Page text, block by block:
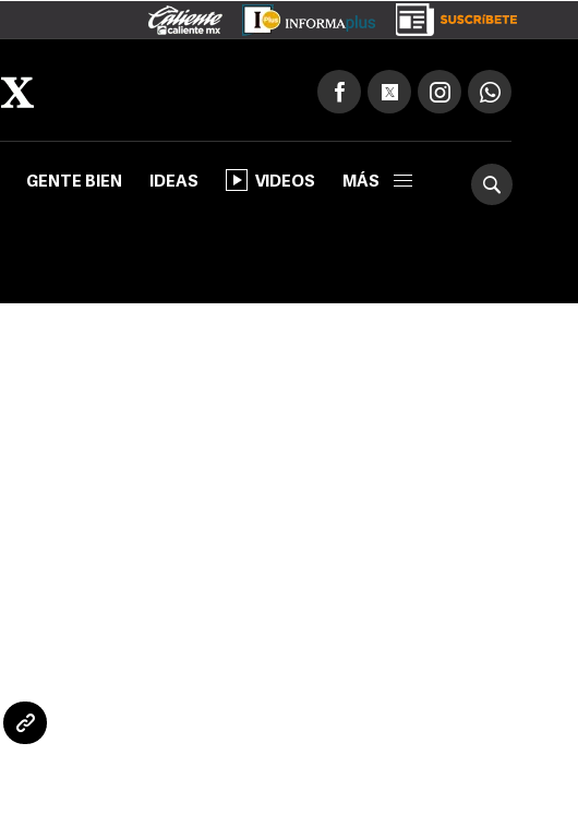
GENTE BIEN IDEAS VIDEOS MÁS